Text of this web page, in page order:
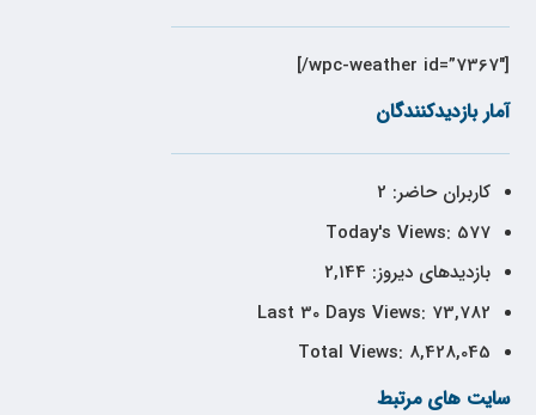
[wpc-weather id=”7367″/]
آمار بازدیدکنندگان
کاربران حاضر: 2
Today's Views: 577
بازدیدهای دیروز: 2,144
Last 30 Days Views: 73,782
Total Views: 8,428,045
سایت های مرتبط